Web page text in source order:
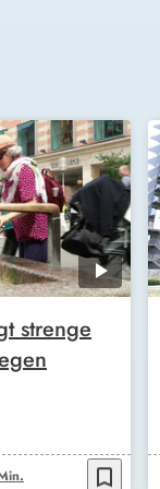
strenge
bookmark_border